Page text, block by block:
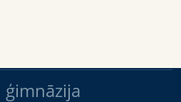
ģimnāzija